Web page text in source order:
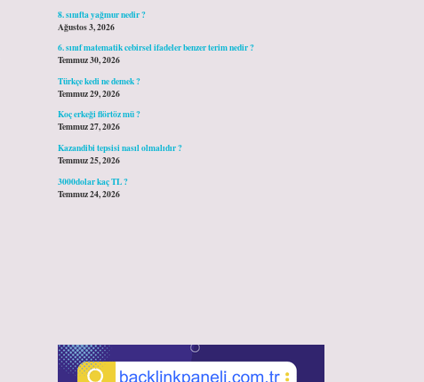
8. sınıfta yağmur nedir ?
Ağustos 3, 2026
6. sınıf matematik cebirsel ifadeler benzer terim nedir ?
Temmuz 30, 2026
Türkçe kedi ne demek ?
Temmuz 29, 2026
Koç erkeği flörtöz mü ?
Temmuz 27, 2026
Kazandibi tepsisi nasıl olmalıdır ?
Temmuz 25, 2026
3000dolar kaç TL ?
Temmuz 24, 2026